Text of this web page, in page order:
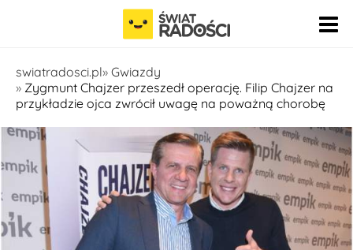
Pomiń nawigację
swiatradosci.pl Gwiazdy
Zygmunt Chajzer przeszedł operację. Filip Chajzer na
przykładzie ojca zwrócił uwagę na poważną chorobę